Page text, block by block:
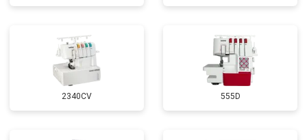
2340CV 555D